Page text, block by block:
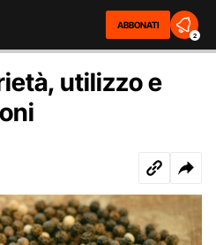
ABBONATI
2
utilizzo e